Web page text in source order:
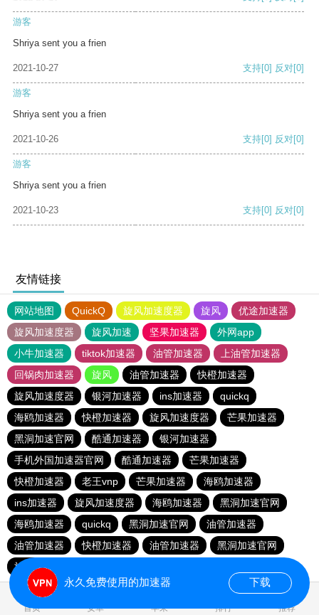
游客
Shriya sent you a frien
2021-10-27 支持[0] 反对[0]
游客
Shriya sent you a frien
2021-10-26 支持[0] 反对[0]
游客
Shriya sent you a frien
2021-10-23 支持[0] 反对[0]
友情链接
网站地图 QuickQ 旋风加速度器 旋风
优途加速器
旋风加速度器
旋风加速 坚果加速器
外网app
小牛加速器
tiktok加速器 油管加速器
上油管加速器
回锅肉加速器
旋风 油管加速器
快橙加速器
旋风加速度器
银河加速器 ins加速器
quickq
海鸥加速器
快橙加速器 旋风加速度器
芒果加速器
黑洞加速官网
酷通加速器
银河加速器
手机外国加速器官网
酷通加速器
芒果加速器
快橙加速器
老王vnp 芒果加速器
海鸥加速器
ins加速器
旋风加速度器 海鸥加速器
黑洞加速官网
海鸥加速器
quickq 黑洞加速官网
油管加速器
油管加速器
快橙加速器 油管加速器
黑洞加速官网
旋风加速度器
首页 安卓 苹果 排行 推荐
永久免费使用的加速器 下载
0.160598s